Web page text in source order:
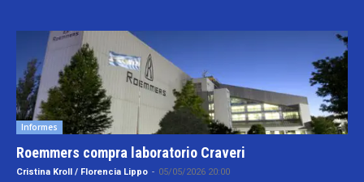
Informes
Roemmers compra laboratorio Craveri
Cristina Kroll / Florencia Lippo - 05/05/2026 20:00